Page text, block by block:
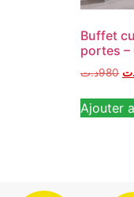
Buffet
portes –
980د.ت
Ajouter